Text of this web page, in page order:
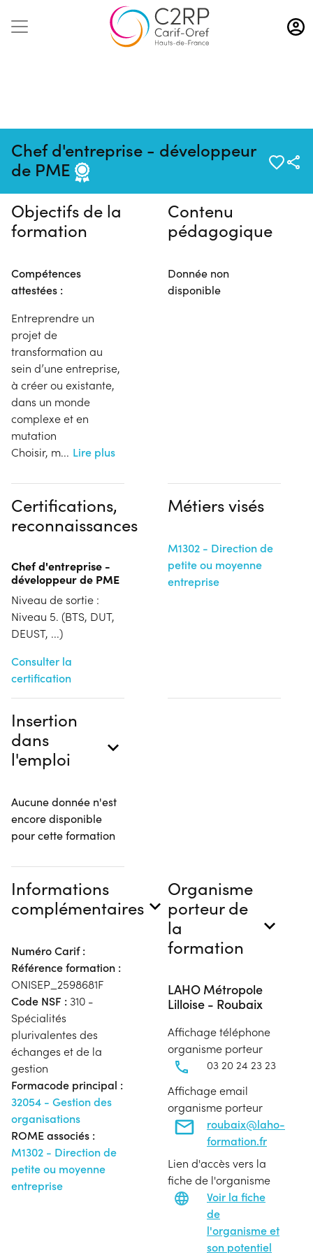
Aller
au
contenu
Chef d'entreprise - développeur
de PME
Pas de session programmée en
ce moment
Objectifs de la
formation
Compétences
attestées :
Entreprendre un
projet de
transformation au
sein d’une entreprise,
à créer ou existante,
dans un monde
complexe et en
mutation
Choisir, m... Lire plus
Contenu
pédagogique
Donnée non
disponible
Certifications,
reconnaissances
Chef d'entreprise -
développeur de PME
Niveau de sortie :
Niveau 5. (BTS, DUT,
DEUST, ...)
Consulter la
certification
Métiers visés
M1302 - Direction de
petite ou moyenne
entreprise
Insertion
dans
l'emploi
Aucune donnée n'est
encore disponible
pour cette formation
Informations
complémentaires
Numéro Carif :
Référence formation :
ONISEP_2598681F
Code NSF : 310 -
Spécialités
plurivalentes des
échanges et de la
gestion
Formacode principal :
32054 - Gestion des
organisations
ROME associés :
M1302 - Direction de
petite ou moyenne
entreprise
Organisme
porteur de
la
formation
LAHO Métropole
Lilloise - Roubaix
Affichage téléphone
organisme porteur
03 20 24 23 23
Affichage email
organisme porteur
roubaix@laho-
formation.fr
Lien d'accès vers la
fiche de l'organisme
Voir la fiche
de
l'organisme et
son potentiel